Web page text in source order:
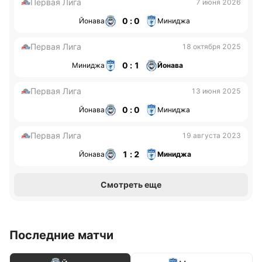
Первая Лига 7 июня 2026
Йонава 0 : 0 Миниджа
Первая Лига 18 октября 2025
Миниджа 0 : 1 Йонава
Первая Лига 13 июня 2025
Йонава 0 : 0 Миниджа
Первая Лига 19 августа 2023
Йонава 1 : 2 Миниджа
Смотреть еще
Последние матчи